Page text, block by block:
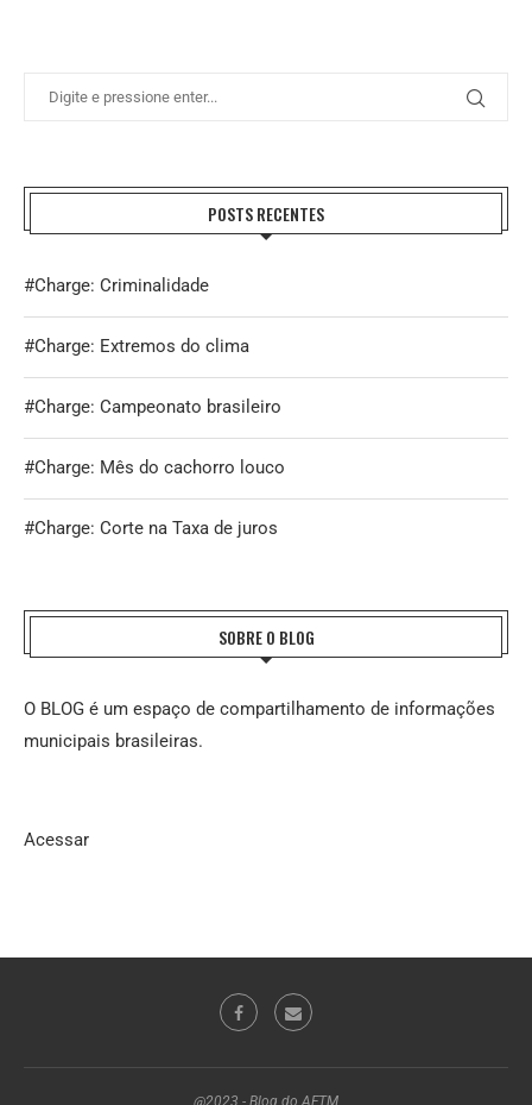
POSTS RECENTES
#Charge: Criminalidade
#Charge: Extremos do clima
#Charge: Campeonato brasileiro
#Charge: Mês do cachorro louco
#Charge: Corte na Taxa de juros
SOBRE O BLOG
O BLOG é um espaço de compartilhamento de informações
municipais brasileiras.
Acessar
@2023 - Blog do AFTM